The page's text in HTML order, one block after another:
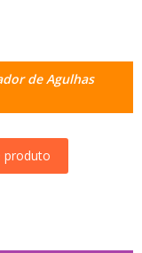
de Agulhas
produto